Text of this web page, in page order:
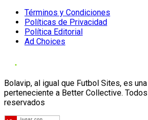
Términos y Condiciones
Políticas de Privacidad
Política Editorial
Ad Choices
Bolavip, al igual que Futbol Sites, es
perteneciente a Better Collective.
reservados